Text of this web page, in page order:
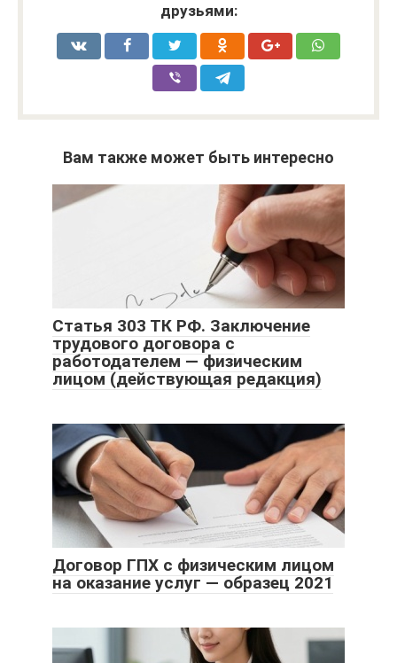
друзьями:
Вам также может быть интересно
Статья 303 ТК РФ. Заключение
трудового договора с
работодателем — физическим
лицом (действующая редакция)
Договор ГПХ с физическим лицом
на оказание услуг — образец 2021